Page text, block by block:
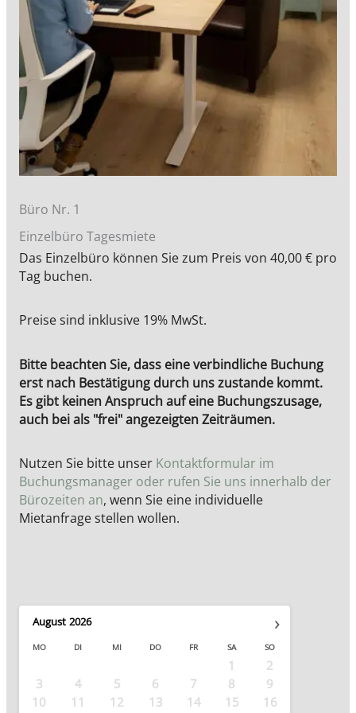
Büro Nr. 1
Einzelbüro Tagesmiete
Das Einzelbüro können Sie zum Preis von 40,00 € pro
Tag buchen.
Preise sind inklusive 19% MwSt.
Bitte beachten Sie, dass eine verbindliche Buchung
erst nach Bestätigung durch uns zustande kommt.
Es gibt keinen Anspruch auf eine Buchungszusage,
auch bei als "frei" angezeigten Zeiträumen.
Nutzen Sie bitte unser Kontaktformular im
Buchungsmanager oder rufen Sie uns innerhalb der
Bürozeiten an, wenn Sie eine individuelle
Mietanfrage stellen wollen.
›
August 2026
MO DI MI DO FR SA SO
1
2
3
4 5 6 7 8
9
10
11 12 13 14 15
16